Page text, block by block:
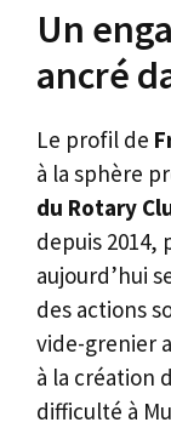
Un
ancré
Le profil de
à la sphère
du Rotary
depuis 2014,
aujourd’hui
des actions
vide-grenier
à la création
difficulté à